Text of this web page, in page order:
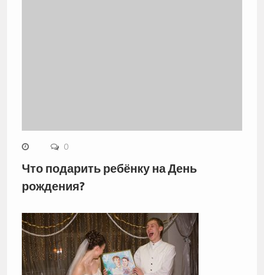
0
Что подарить ребёнку на День
рождения?